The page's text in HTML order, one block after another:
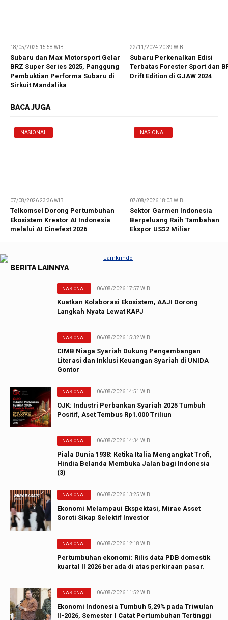
18/05/2025 15:58 WIB
Subaru dan Max Motorsport Gelar
BRZ Super Series 2025, Panggung
Pembuktian Performa Subaru di
Sirkuit Mandalika
22/11/2024 20:39 WIB
Subaru Perkenalkan Edisi
Terbatas Forester Sport dan
Drift Edition di GJAW 2024
BACA JUGA
NASIONAL
07/08/2026 23:36 WIB
Telkomsel Dorong Pertumbuhan
Ekosistem Kreator AI Indonesia
melalui AI Cinefest 2026
NASIONAL
07/08/2026 18:03 WIB
Sektor Garmen Indonesia
Berpeluang Raih Tambahan
Ekspor US$2 Miliar
BERITA LAINNYA
NASIONAL 06/08/2026 17:57 WIB
Kuatkan Kolaborasi Ekosistem, AAJI Dorong
Langkah Nyata Lewat KAPJ
NASIONAL 06/08/2026 15:32 WIB
CIMB Niaga Syariah Dukung Pengembangan
Literasi dan Inklusi Keuangan Syariah di UNIDA
Gontor
NASIONAL 06/08/2026 14:51 WIB
OJK: Industri Perbankan Syariah 2025 Tumbuh
Positif, Aset Tembus Rp1.000 Triliun
NASIONAL 06/08/2026 14:34 WIB
Piala Dunia 1938: Ketika Italia Mengangkat Trofi,
Hindia Belanda Membuka Jalan bagi Indonesia
(3)
NASIONAL 06/08/2026 13:25 WIB
Ekonomi Melampaui Ekspektasi, Mirae Asset
Soroti Sikap Selektif Investor
NASIONAL 06/08/2026 12:18 WIB
Pertumbuhan ekonomi: Rilis data PDB domestik
kuartal II 2026 berada di atas perkiraan pasar.
NASIONAL 06/08/2026 11:52 WIB
Ekonomi Indonesia Tumbuh 5,29% pada Triwulan
II-2026, Semester I Catat Pertumbuhan Tertinggi